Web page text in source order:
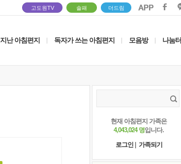
고도원TV 솔패 더드림
지난 아침편지 독자가 쓰는 아침편지 모음방 나눔터
현재 아침편지 가족은
4,043,024 명입니다.
로그인
가족되기